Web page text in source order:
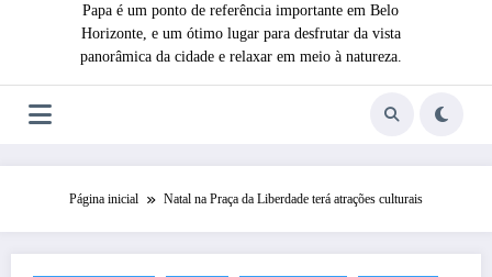
Papa é um ponto de referência importante em Belo
Horizonte, e um ótimo lugar para desfrutar da vista
panorâmica da cidade e relaxar em meio à natureza.
Página inicial Natal na Praça da Liberdade terá atrações culturais